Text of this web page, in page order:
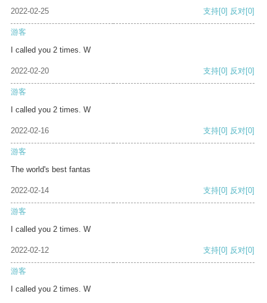
2022-02-25 支持[0] 反对[0]
游客
I called you 2 times. W
2022-02-20 支持[0] 反对[0]
游客
I called you 2 times. W
2022-02-16 支持[0] 反对[0]
游客
The world's best fantas
2022-02-14 支持[0] 反对[0]
游客
I called you 2 times. W
2022-02-12 支持[0] 反对[0]
游客
I called you 2 times. W